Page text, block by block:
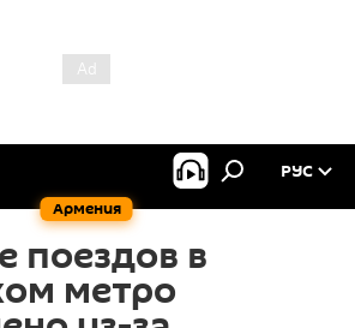
Армения
РУС
поездов в
метро